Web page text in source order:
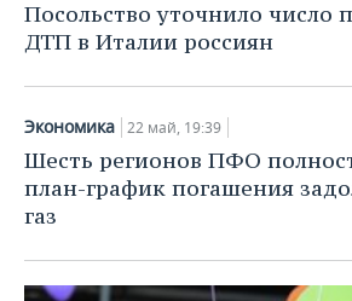
Посольство уточнило число
ДТП в Италии россиян
Экономика 22 май, 19:39
Шесть регионов ПФО
план-график погашения
газ